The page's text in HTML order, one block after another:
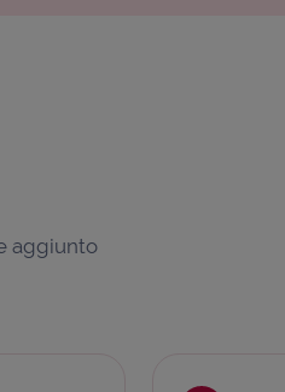
aggiunto